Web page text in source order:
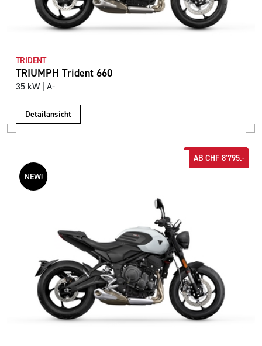
TRIDENT
TRIUMPH Trident 660
35 kW | A-
Detailansicht
NEW!
AB CHF 8'795.-